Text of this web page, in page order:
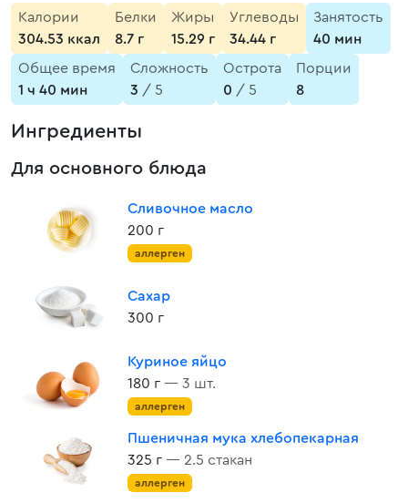
Калории
304.53 ккал
Белки
8.7 г
Жиры
15.29 г
Углеводы
34.44 г
Занятость
40 мин
Общее время
1 ч 40 мин
Сложность
3 / 5
Острота
0 / 5
Порции
8
Ингредиенты
Для основного блюда
Сливочное масло
200 г
аллерген
Сахар
300 г
Куриное яйцо
180 г — 3 шт.
аллерген
Пшеничная мука хлебопекарная
325 г — 2.5 стакан
аллерген